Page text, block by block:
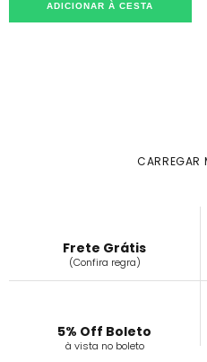
ADICIONAR À CESTA
CARREGAR
Frete Grátis
(Confira regra)
5% Off Boleto
à vista no boleto